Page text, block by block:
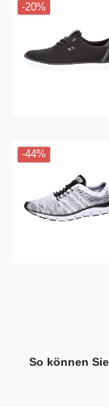
-20%
-44%
So können